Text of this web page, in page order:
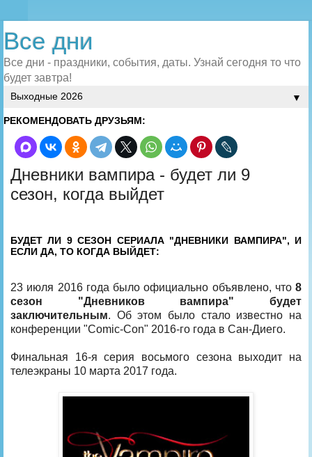
Все дни
Все дни - праздники, события, даты. Узнай сегодня то что
будет завтра!
▼
РЕКОМЕНДОВАТЬ ДРУЗЬЯМ:
Дневники вампира - будет ли 9
сезон, когда выйдет
БУДЕТ ЛИ 9 СЕЗОН СЕРИАЛА "ДНЕВНИКИ ВАМПИРА", И
ЕСЛИ ДА, ТО КОГДА ВЫЙДЕТ:
23 июля 2016 года было официально объявлено, что 8
сезон "Дневников вампира" будет
заключительным. Об этом было стало известно на
конференции "Comic-Con" 2016-го года в Сан-Диего.
Финальная 16-я серия восьмого сезона выходит на
телеэкраны 10 марта 2017 года.